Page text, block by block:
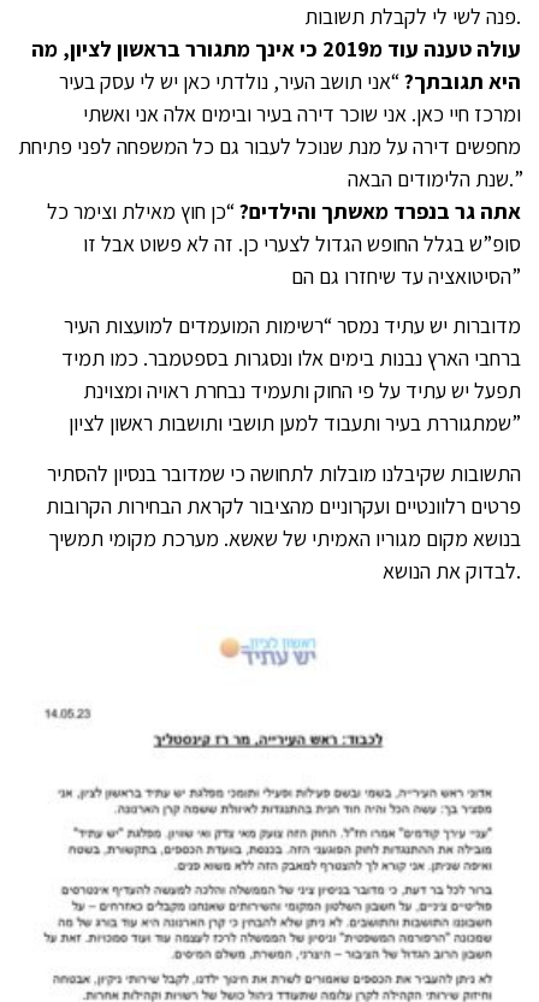
פנה לשי לי לקבלת תשובות.
עולה טענה עוד מ2019 כי אינך מתגורר בראשון לציון, מה
היא תגובתך?“אני תושב העיר, נולדתי כאן יש לי עסק בעיר
ומרכז חיי כאן. אני שוכר דירה בעיר ובימים אלה אני ואשתי
מחפשים דירה על מנת שנוכל לעבור גם כל המשפחה לפני פתיחת
שנת הלימודים הבאה.”
אתה גר בנפרד מאשתך והילדים?“כן חוץ מאילת וצימר כל
סופ”ש בגלל החופש הגדול לצערי כן. זה לא פשוט אבל זו
הסיטואציה עד שיחזרו גם הם”
מדוברות יש עתיד נמסר “רשימות המועמדים למועצות העיר
ברחבי הארץ נבנות בימים אלו ונסגרות בספטמבר. כמו תמיד
תפעל יש עתיד על פי החוק ותעמיד נבחרת ראויה ומצוינת
שמתגוררת בעיר ותעבוד למען תושבי ותושבות ראשון לציון”
התשובות שקיבלנו מובלות לתחושה כי שמדובר בנסיון להסתיר
פרטים רלוונטיים ועקרוניים מהציבור לקראת הבחירות הקרובות
בנושא מקום מגוריו האמיתי של שאשא. מערכת מקומי תמשיך
לבדוק את הנושא.